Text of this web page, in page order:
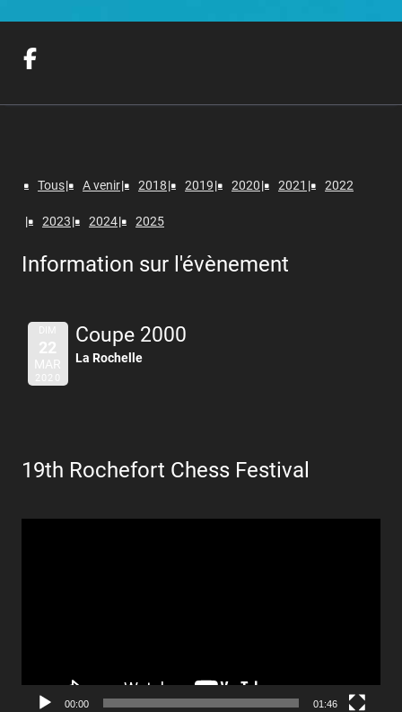
Tous A venir 2018 2019 2020 2021 2022
2023 2024 2025
Information sur l'évènement
DIM
22
MAR
2020
Coupe 2000
La Rochelle
19th Rochefort Chess Festival
00:00 01:46